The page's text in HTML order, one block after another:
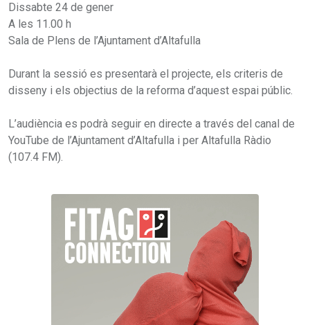
Dissabte 24 de gener
A les 11.00 h
Sala de Plens de l’Ajuntament d’Altafulla
Durant la sessió es presentarà el projecte, els criteris de
disseny i els objectius de la reforma d’aquest espai públic.
L’audiència es podrà seguir en directe a través del canal de
YouTube de l’Ajuntament d’Altafulla i per Altafulla Ràdio
(107.4 FM).